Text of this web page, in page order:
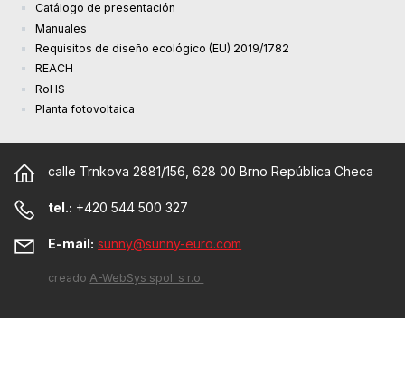
Catálogo de presentación
Manuales
Requisitos de diseño ecológico (EU) 2019/1782
REACH
RoHS
Planta fotovoltaica
calle Trnkova 2881/156, 628 00 Brno República Checa
tel.: +420 544 500 327
E-mail: sunny@sunny-euro.com
creadoA-WebSys spol. s r.o.